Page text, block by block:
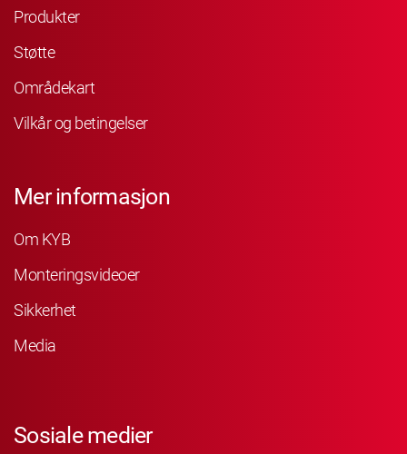
Produkter
Støtte
Områdekart
Vilkår og betingelser
Mer informasjon
Om KYB
Monteringsvideoer
Sikkerhet
Media
Sosiale medier